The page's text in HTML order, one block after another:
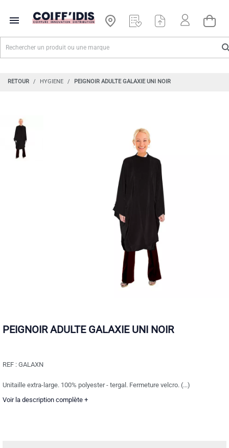

RETOUR HYGIENE PEIGNOIR ADULTE GALAXIE UNI NOIR
PEIGNOIR ADULTE GALAXIE UNI NOIR
REF : GALAXN
Unitaille extra-large. 100% polyester - tergal. Fermeture velcro. (...)
Voir la description complète +